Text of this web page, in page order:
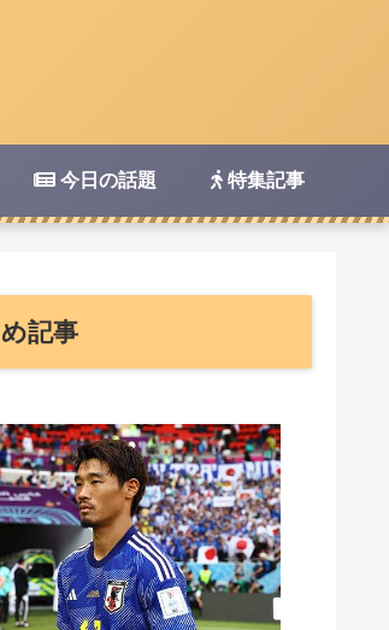
今日の話題 特集記事
記事